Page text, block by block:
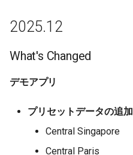
2025.12
What's Changed
デモアプリ
プリセットデータの追加
Central Singapore
Central Paris